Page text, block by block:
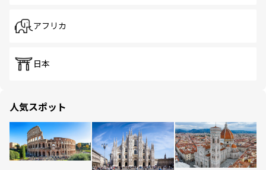
アフリカ
日本
人気スポット